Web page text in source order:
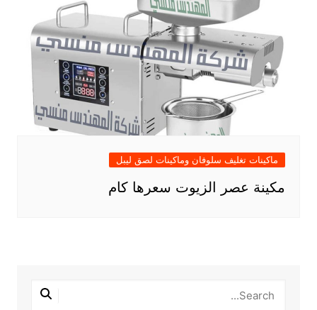
ماكينات تغليف سلوفان وماكينات لصق ليبل
مكينة عصر الزيوت سعرها كام